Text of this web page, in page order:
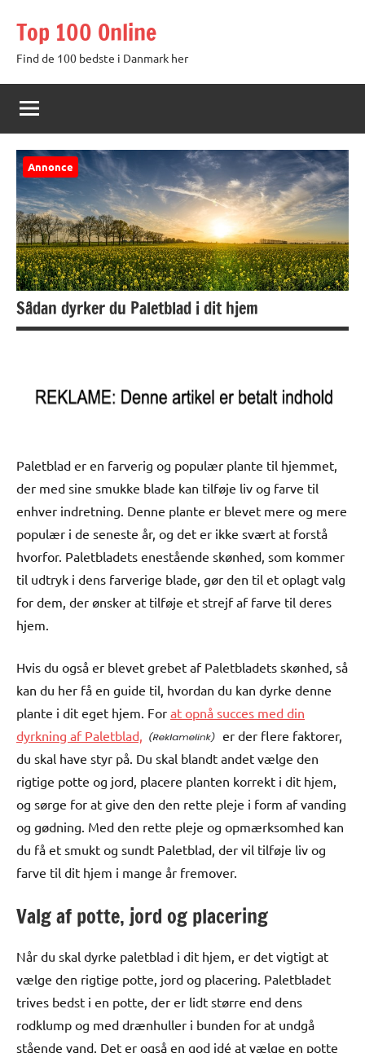
indhold
Top 100 Online
Find de 100 bedste i Danmark her
Annonce
Sådan dyrker du Paletblad i dit hjem
Paletblad er en farverig og populær plante til hjemmet,
der med sine smukke blade kan tilføje liv og farve til
enhver indretning. Denne plante er blevet mere og mere
populær i de seneste år, og det er ikke svært at forstå
hvorfor. Paletbladets enestående skønhed, som kommer
til udtryk i dens farverige blade, gør den til et oplagt valg
for dem, der ønsker at tilføje et strejf af farve til deres
hjem.
Hvis du også er blevet grebet af Paletbladets skønhed, så
kan du her få en guide til, hvordan du kan dyrke denne
plante i dit eget hjem. For at opnå succes med din
dyrkning af Paletblad,
er der flere faktorer,
du skal have styr på. Du skal blandt andet vælge den
rigtige potte og jord, placere planten korrekt i dit hjem,
og sørge for at give den den rette pleje i form af vanding
og gødning. Med den rette pleje og opmærksomhed kan
du få et smukt og sundt Paletblad, der vil tilføje liv og
farve til dit hjem i mange år fremover.
Valg af potte, jord og placering
Når du skal dyrke paletblad i dit hjem, er det vigtigt at
vælge den rigtige potte, jord og placering. Paletbladet
trives bedst i en potte, der er lidt større end dens
rodklump og med drænhuller i bunden for at undgå
stående vand. Det er også en god idé at vælge en potte